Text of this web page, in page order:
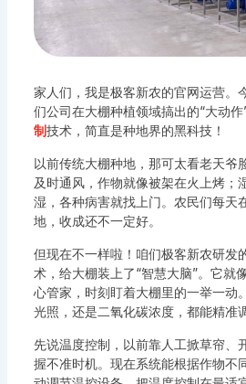
家人们，我是极客新农的官网运营。
们公司在大棚种植领域搞出的“大动
制技术，简直是种地界的黑科技！
以前传统大棚种地，那可太看老天爷
及时通风，作物就像被架在火上烤；
湿，各种病害就找上门。农民们每天
地，收成还不一定好。
但现在不一样啦！咱们极客新农研发
术，给大棚装上了“智慧大脑”。它就
心管家，时刻盯着大棚里的一举一动
光照，还是二氧化碳浓度，都能精准
先说温度控制，以前靠人工掀草帘、
握不准时机。现在系统能根据作物不